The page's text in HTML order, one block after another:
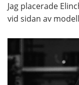
Jag placerade
vid sidan av